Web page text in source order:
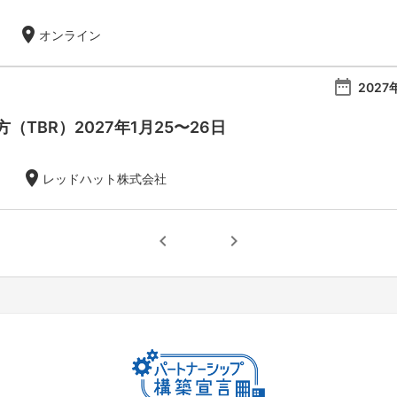
location_on オンライン
date_range 2027
（TBR）2027年1月25〜26日
location_on レッドハット株式会社
chevron_left chevron_right